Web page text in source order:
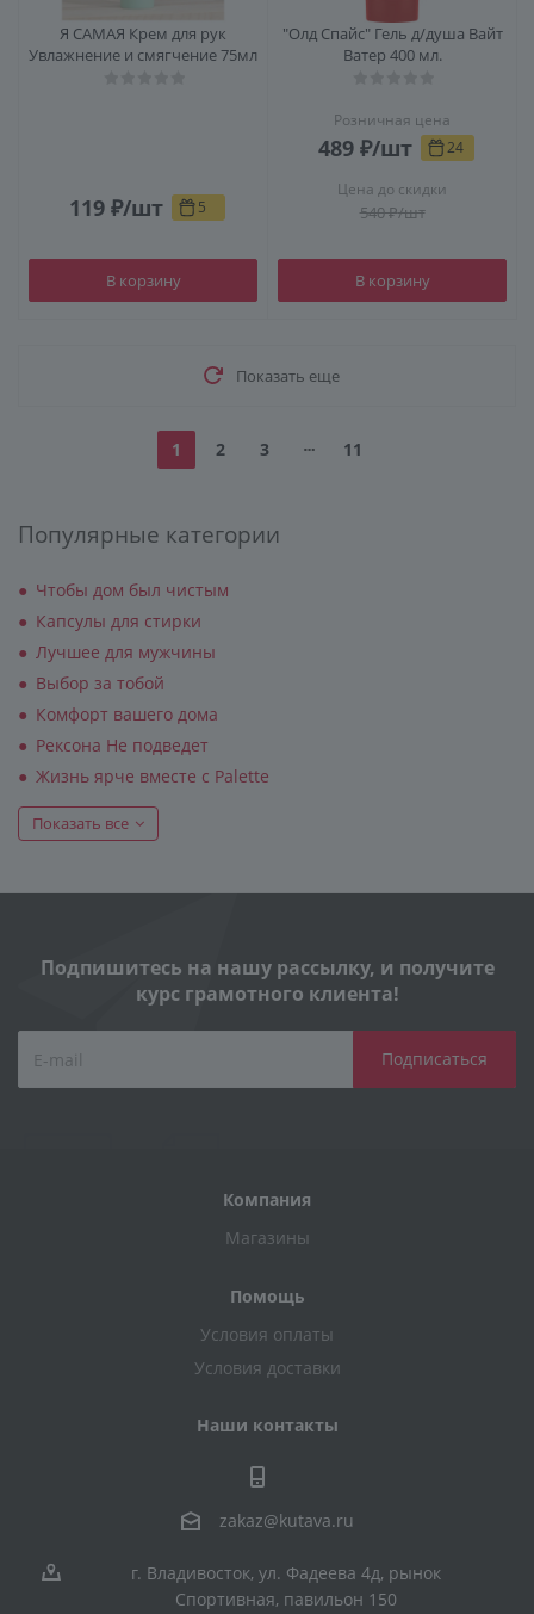
Я САМАЯ Крем для рук
Увлажнение и смягчение 75мл
119 ₽/шт 5
В корзину
"Олд Спайс" Гель д/душа Вайт
Ватер 400 мл.
Розничная цена
489 ₽/шт 24
Цена до скидки
540₽/шт
В корзину
Показать еще
1 2 3 11
Популярные категории
Чтобы дом был чистым
Капсулы для стирки
Лучшее для мужчины
Выбор за тобой
Комфорт вашего дома
Рексона Не подведет
Жизнь ярче вместе с Palette
Показать все
Подпишитесь на нашу рассылку, и получите
курс грамотного клиента!
Компания
Магазины
Помощь
Условия оплаты
Условия доставки
Наши контакты
zakaz@kutava.ru
г. Владивосток, ул. Фадеева 4д, рынок
Спортивная, павильон 150